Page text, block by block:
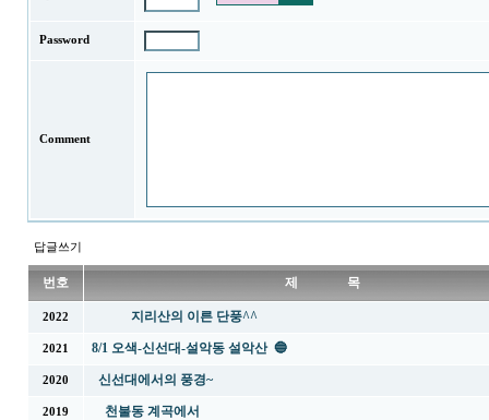
Password
Comment
답글쓰기
번호 제 목
2022 지리산의 이른 단풍^^
2021 8/1 오색-신선대-설악동 설악산 🔵
2020 신선대에서의 풍경~
2019 천불동 계곡에서